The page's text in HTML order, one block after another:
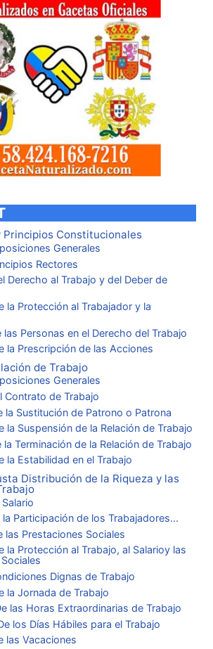
Principios Constitucionales
Generales
Rectores
Derecho al Trabajo y del Deber de
la Protección al Trabajador y la
las Personas en el Derecho del Trabajo
la Prescripción de las Acciones
de Trabajo
Generales
Contrato de Trabajo
la Sustitución de Patrono o Patrona
la Suspensión de la Relación de Trabajo
la Terminación de la Relación de Trabajo
la Estabilidad en el Trabajo
Distribución de la Riqueza y las
la Participación de los Trabajadores...
las Prestaciones Sociales
la Protección al Trabajo, al Salarioy las
Dignas de Trabajo
la Jornada de Trabajo
las Horas Extraordinarias de Trabajo
los Días Hábiles para el Trabajo
las Vacaciones